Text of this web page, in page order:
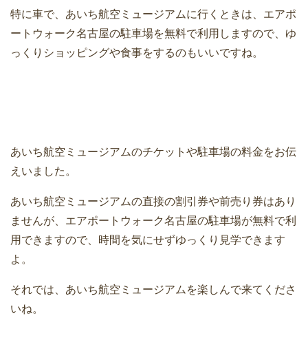
特に車で、あいち航空ミュージアムに行くときは、エアポ
ートウォーク名古屋の駐車場を無料で利用しますので、ゆ
っくりショッピングや食事をするのもいいですね。
あいち航空ミュージアムのチケットや駐車場の料金をお伝
えいました。
あいち航空ミュージアムの直接の割引券や前売り券はあり
ませんが、エアポートウォーク名古屋の駐車場が無料で利
用できますので、時間を気にせずゆっくり見学できます
よ。
それでは、あいち航空ミュージアムを楽しんで来てくださ
いね。